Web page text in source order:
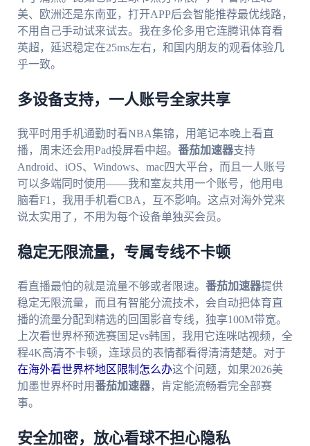
美、欧洲还是东南亚，打开APP后会智能推荐最优线路，
不用自己手动试来试去。我在多伦多用它连腾讯体育看
英超，延迟稳定在25ms左右，和国内朋友的观看体验几
乎一致。
多设备支持，一人账号全家共享
我平时用手机通勤时看NBA集锦，用笔记本晚上看直
播，周末还会用Pad投屏看中超。 番茄加速器支持
Android、iOS、Windows、mac四大平台，而且一人账号
可以多端同时使用——我和室友共用一个账号，他用电
脑看F1，我用手机看CBA，互不影响。这点对海外党来
说太实用了，不用为每个设备单独买会员。
稳定无限流量，专属专线不卡顿
看直播最怕的就是流量不够或者限速。 番茄加速器提供
稳定无限流量，而且有智能分流技术，会自动把体育直
播的流量分配到精选的回国影音专线，独享100M带宽。
上次看世界杯预选赛国足vs韩国，我用它连咪咕视频，全
程4K高清不卡顿，连球员的表情都看得清清楚楚。对于
在海外看世界杯地区限制怎么办这个问题，如果2026美
加墨世界杯时用番茄加速器，肯定能流畅看完全部赛
事。
安全加密，放心看球不担心隐私